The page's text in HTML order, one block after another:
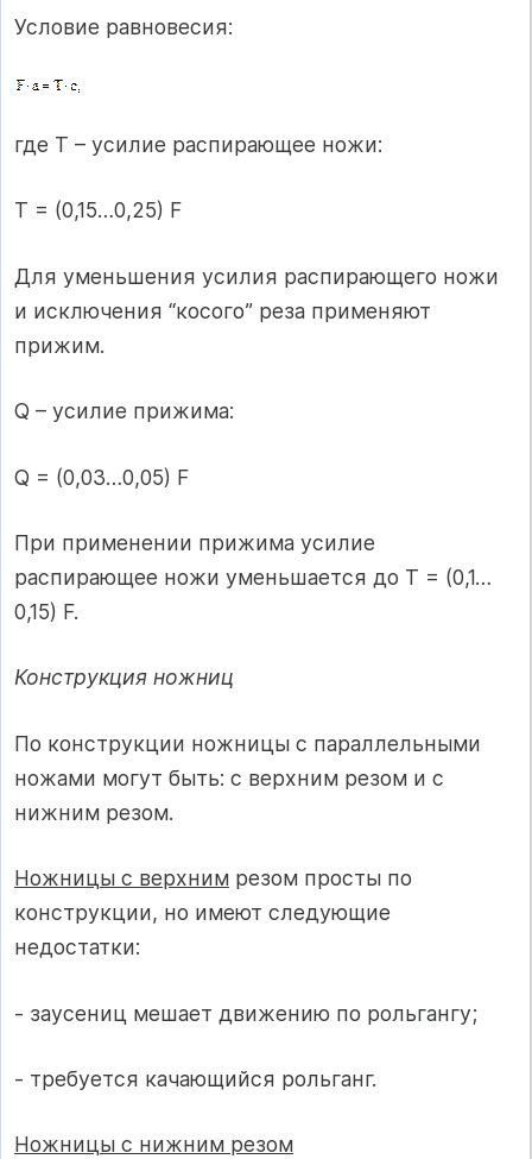
Условие равновесия:
где Т – усилие распирающее ножи:
Т = (0,15…0,25) F
Для уменьшения усилия распирающего ножи
и исключения “косого” реза применяют
прижим.
Q – усилие прижима:
Q = (0,03…0,05) F
При применении прижима усилие
распирающее ножи уменьшается до Т = (0,1…
0,15) F.
Конструкция ножниц
По конструкции ножницы с параллельными
ножами могут быть: с верхним резом и с
нижним резом.
Ножницы с верхним резом просты по
конструкции, но имеют следующие
недостатки:
- заусениц мешает движению по рольгангу;
- требуется качающийся рольганг.
Ножницы с нижним резом